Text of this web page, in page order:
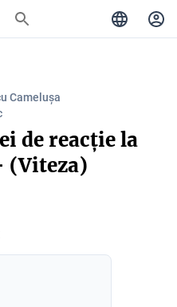
Camelușa
de reacție la